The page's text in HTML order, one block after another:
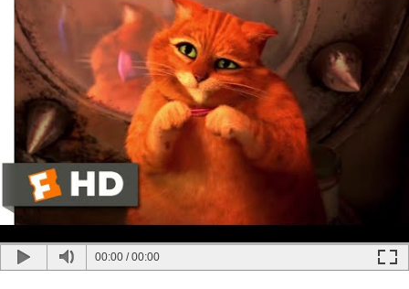
00:00 /00:00